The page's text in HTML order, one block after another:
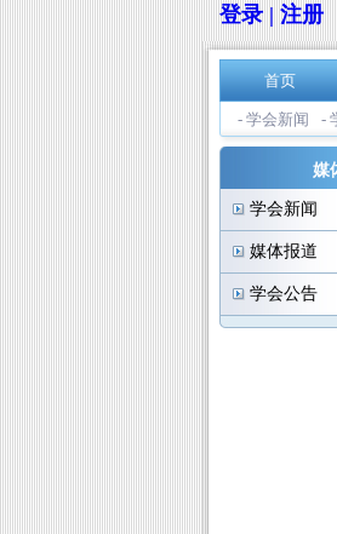
登录 | 注册
首页
- 学会新闻 -
媒
学会新闻
媒体报道
学会公告